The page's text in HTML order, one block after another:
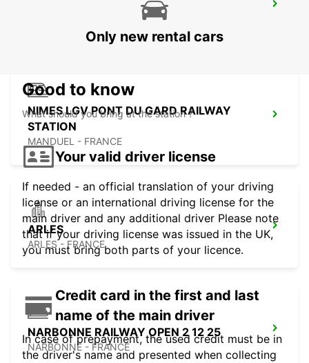
BEZIERS OPEN 2 12 25
NIMES LGV PONT DU GARD RAILWAY
STATION
MANDUEL - FRANCE
ARLES
ARLES - FRANCE
NARBONNE RAILWAY OPEN 2 12 25
NARBONNE - FRANCE
Only new rental cars
Good to know
What should you bring at the station ?
Your valid driver license
If needed - an official translation of your driving
license or an international driving license for the
main driver and any additional driver Please note
that if your driving license was issued in the UK,
you must bring both parts of your licence.
Credit card in the first and last
name of the main driver
In case of prepayment, the used credit must be in
the driver's name and presented when collecting